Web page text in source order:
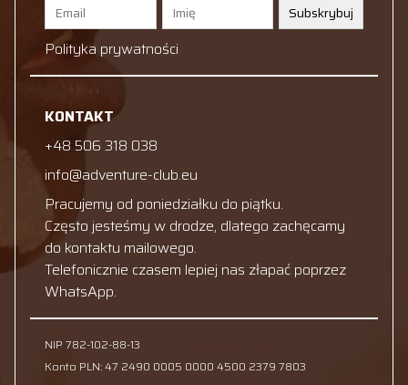
Subskrybuj
Polityka prywatności
KONTAKT
+48 506 318 038
info@adventure-club.eu
Pracujemy od poniedziałku do piątku.
Często jesteśmy w drodze, dlatego zachęcamy
do kontaktu mailowego.
Telefonicznie czasem lepiej nas złapać poprzez
WhatsApp.
NIP 782-102-88-13
Konto PLN: 47 2490 0005 0000 4500 2379 7803